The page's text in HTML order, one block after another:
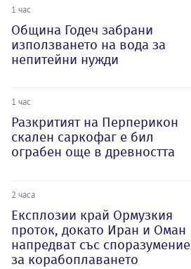
1 час
Община Годеч забрани
използването на вода за
непитейни нужди
1 час
Разкритият на Перперикон
скален саркофаг е бил
ограбен още в древността
2 часа
Експлозии край Ормузкия
проток, докато Иран и Оман
напредват със споразумение
за корабоплаването